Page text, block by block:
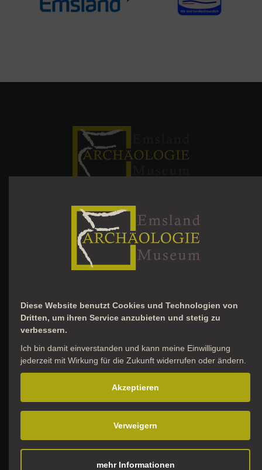
Über uns
Sammeln und Bewahren, Forschen und Ausstellen – das sind die
Bevölkerung hinsichtlich der Ur- und Frühgeschichte des
Emslandes von der Steinzeit bis zum Mittelalter immer ein
offenes Ohr hat.
Das Museum
Unser Museum
Diese Website benutzt Cookies und Technologien von
Dritten, um ihren Service anzubieten und stetig zu
verbessern.
Ich bin damit einverstanden und kann meine Einwilligung
jederzeit mit Wirkung für die Zukunft widerrufen oder ändern.
Akzeptieren
Verweigern
mehr Informationen